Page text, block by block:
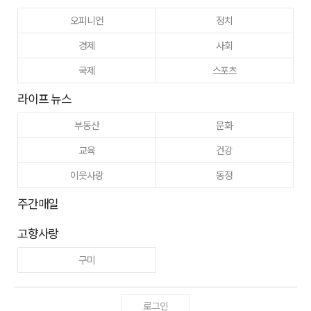
오피니언
정치
경제
사회
국제
스포츠
라이프 뉴스
부동산
문화
교육
건강
이웃사랑
동정
주간매일
고향사랑
구미
로그인